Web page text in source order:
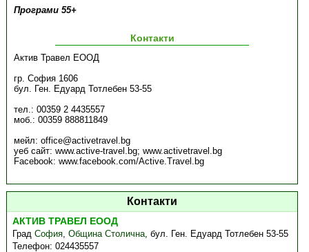
Програми 55+
Контакти
Актив Травел ЕООД
гр. София 1606
бул. Ген. Едуард Тотлебен 53-55
тел.: 00359 2 4435557
моб.: 00359 888811849
мейл: office@activetravel.bg
уеб сайт: www.active-travel.bg; www.activetravel.bg
Facebook: www.facebook.com/Active.Travel.bg
Контакти
АКТИВ ТРАВЕЛ ЕООД
ГрадСофия,Община Столична,бул. Ген. Едуард Тотлебен 53-55
Телефон:024435557